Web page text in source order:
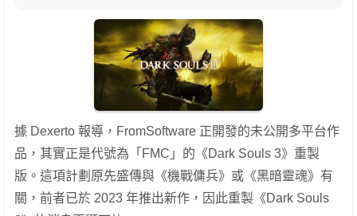
據 Dexerto 報導，FromSoftware 正開發的未公開多平台作
品，其實正是代號為「FMC」的《Dark Souls 3》重製
版。這項計劃原先盛傳與《機戰傭兵》或《黑暗靈魂》有
關，前者已於 2023 年推出新作，因此重製《Dark Souls